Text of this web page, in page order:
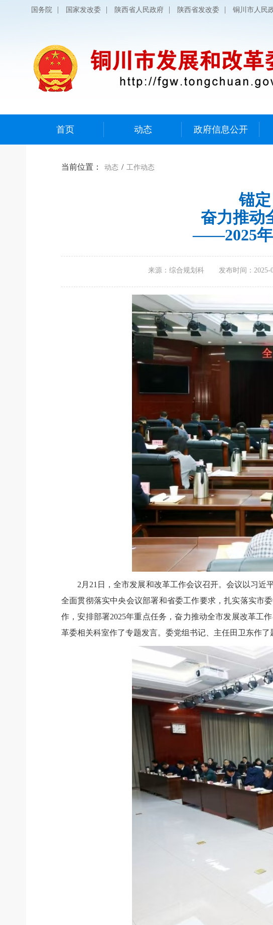
国务院 | 国家发改委 | 陕西省人民政府 | 陕西省发改委 | 铜川市人民
首页 动态 政府信息公开
当前位置： 动态 / 工作动态
锚
奋力推动
——2025年
来源：综合规划科 发布时间：2025-
2月21日，全市发展和改革工作会议召开。会议以习近
全面贯彻落实中央会议部署和省委工作要求，扎实落实市
作，安排部署2025年重点任务，奋力推动全市发展改革工
革委相关科室作了专题发言。委党组书记、主任田卫东作